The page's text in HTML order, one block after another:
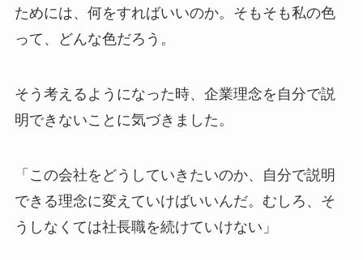
ためには、何をすればいいのか。そもそも私の色
って、どんな色だろう。
そう考えるようになった時、企業理念を自分で説
明できないことに気づきました。
「この会社をどうしていきたいのか、自分で説明
できる理念に変えていけばいいんだ。むしろ、そ
うしなくては社長職を続けていけない」